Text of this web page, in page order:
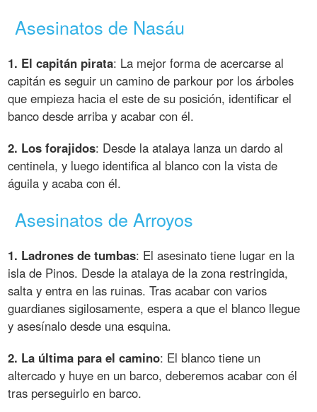
Asesinatos de Nasáu
1. El capitán pirata: La mejor forma de acercarse al
capitán es seguir un camino de parkour por los árboles
que empieza hacia el este de su posición, identificar el
banco desde arriba y acabar con él.
2. Los forajidos: Desde la atalaya lanza un dardo al
centinela, y luego identifica al blanco con la vista de
águila y acaba con él.
Asesinatos de Arroyos
1. Ladrones de tumbas: El asesinato tiene lugar en la
isla de Pinos. Desde la atalaya de la zona restringida,
salta y entra en las ruinas. Tras acabar con varios
guardianes sigilosamente, espera a que el blanco llegue
y asesínalo desde una esquina.
2. La última para el camino: El blanco tiene un
altercado y huye en un barco, deberemos acabar con él
tras perseguirlo en barco.